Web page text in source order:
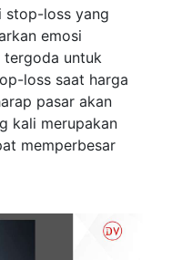
stop-loss yang
emosi
tergoda untuk
loss saat harga
pasar akan
kali merupakan
memperbesar